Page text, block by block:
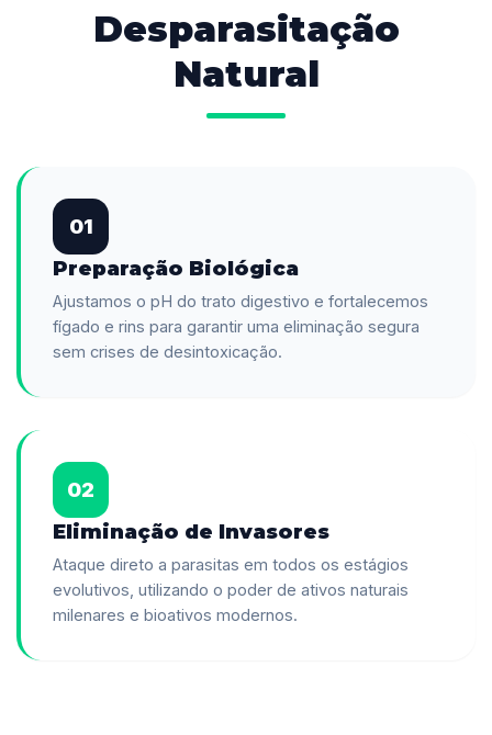
Desparasitação
Natural
01
Preparação Biológica
Ajustamos o pH do trato digestivo e fortalecemos
fígado e rins para garantir uma eliminação segura
sem crises de desintoxicação.
02
Eliminação de Invasores
Ataque direto a parasitas em todos os estágios
evolutivos, utilizando o poder de ativos naturais
milenares e bioativos modernos.